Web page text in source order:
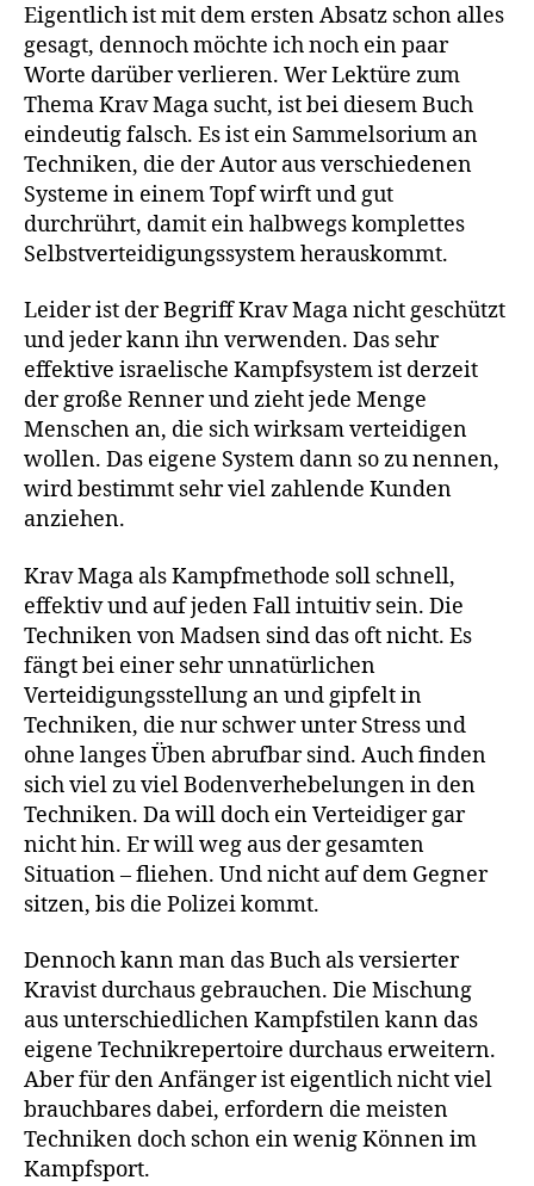
Eigentlich ist mit dem ersten Absatz schon alles
gesagt, dennoch möchte ich noch ein paar
Worte darüber verlieren. Wer Lektüre zum
Thema Krav Maga sucht, ist bei diesem Buch
eindeutig falsch. Es ist ein Sammelsorium an
Techniken, die der Autor aus verschiedenen
Systeme in einem Topf wirft und gut
durchrührt, damit ein halbwegs komplettes
Selbstverteidigungssystem herauskommt.
Leider ist der Begriff Krav Maga nicht geschützt
und jeder kann ihn verwenden. Das sehr
effektive israelische Kampfsystem ist derzeit
der große Renner und zieht jede Menge
Menschen an, die sich wirksam verteidigen
wollen. Das eigene System dann so zu nennen,
wird bestimmt sehr viel zahlende Kunden
anziehen.
Krav Maga als Kampfmethode soll schnell,
effektiv und auf jeden Fall intuitiv sein. Die
Techniken von Madsen sind das oft nicht. Es
fängt bei einer sehr unnatürlichen
Verteidigungsstellung an und gipfelt in
Techniken, die nur schwer unter Stress und
ohne langes Üben abrufbar sind. Auch finden
sich viel zu viel Bodenverhebelungen in den
Techniken. Da will doch ein Verteidiger gar
nicht hin. Er will weg aus der gesamten
Situation – fliehen. Und nicht auf dem Gegner
sitzen, bis die Polizei kommt.
Dennoch kann man das Buch als versierter
Kravist durchaus gebrauchen. Die Mischung
aus unterschiedlichen Kampfstilen kann das
eigene Technikrepertoire durchaus erweitern.
Aber für den Anfänger ist eigentlich nicht viel
brauchbares dabei, erfordern die meisten
Techniken doch schon ein wenig Können im
Kampfsport.